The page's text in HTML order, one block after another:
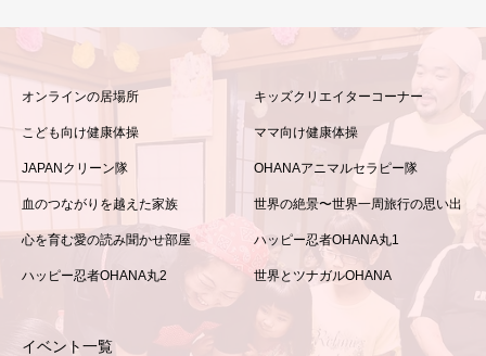
オンラインの居場所 キッズクリエイターコーナー
こども向け健康体操 ママ向け健康体操
JAPANクリーン隊 OHANAアニマルセラピー隊
血のつながりを越えた家族 世界の絶景〜世界一周旅行の思い出
心を育む愛の読み聞かせ部屋 ハッピー忍者OHANA丸1
ハッピー忍者OHANA丸2 世界とツナガルOHANA
イベント一覧